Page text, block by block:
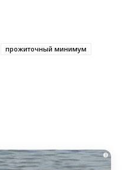
прожиточный минимум
i